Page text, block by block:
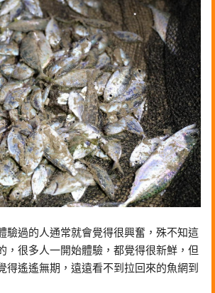
驗過的人通常就會覺得很興奮，殊不知這
，很多人一開始體驗，都覺得很新鮮，但
得遙遙無期，遠遠看不到拉回來的魚網到